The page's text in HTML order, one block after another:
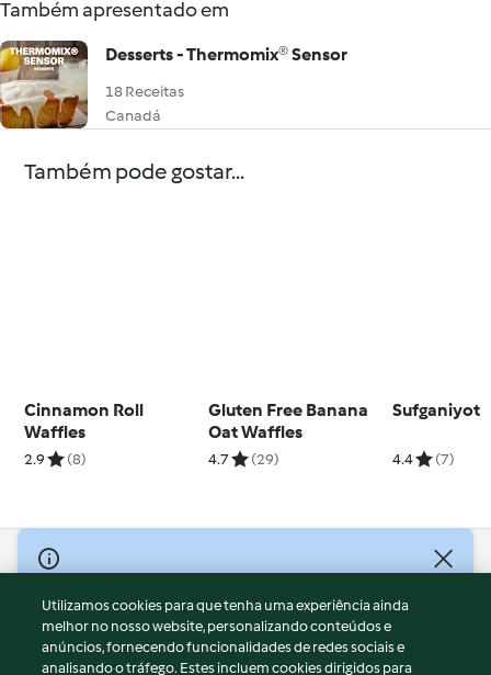
Também apresentado em
Desserts - Thermomix® Sensor
18 Receitas
Canadá
Também pode gostar...
Cinnamon Roll
Waffles
2.9 (8)
Gluten Free Banana
Oat Waffles
4.7 (29)
Sufganiyot
4.4 (7)
© Copyright 2026
Termos de Utilização
Aviso sobre Proteção de Dados
Aviso
Utilizamos cookies para que tenha uma experiência ainda
melhor no nosso website, personalizando conteúdos e
anúncios, fornecendo funcionalidades de redes sociais e
analisando o tráfego. Estes incluem cookies dirigidos para